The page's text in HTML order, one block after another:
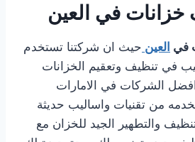
في العين
في العين حيث ان شركتنا تستخدم
في تنظيف وتعقيم الخزانات
الشركات في الامارات
من تقنيات واساليب حديثة
والتطهير الجيد للخزان مع